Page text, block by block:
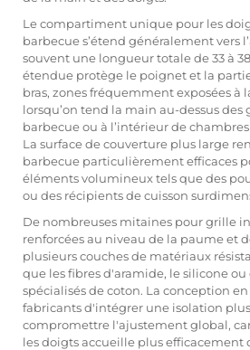
Le compartiment unique pour les
barbecue s’étend généralement vers
souvent une longueur totale de 33 à
étendue protège le poignet et la
bras, zones fréquemment exposées à
lorsqu’on tend la main au-dessus des
barbecue ou à l’intérieur de
La surface de couverture plus large
barbecue particulièrement efficaces
éléments volumineux tels que des
ou des récipients de cuisson
De nombreuses mitaines pour grille
renforcées au niveau de la paume et
plusieurs couches de matériaux
que les fibres d'aramide, le silicone
spécialisés de coton. La conception
fabricants d'intégrer une isolation plus
compromettre l'ajustement global,
les doigts accueille plus efficacement